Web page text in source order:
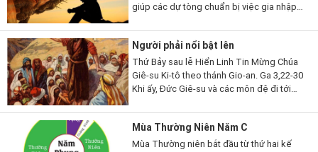
giúp các dự tòng chuẩn bị việc gia nhập
Chay cũng là thời gian...
Người phải nổi bật lên
Thứ Bảy sau lễ Hiển Linh Tin Mừng Chúa
Giê-su Ki-tô theo thánh Gio-an. Ga 3,22-30
Khi ấy, Đức Giê-su và các môn đệ đi tới
ông và làm phép rửa. Còn...
Mùa Thường Niên Năm C
Mùa Thường niên bắt đầu từ thứ hai kế